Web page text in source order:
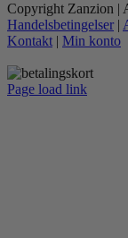
var:
Copyright Zanzion |
Handelsbetingelser |
Kontakt | Min konto
Page load link